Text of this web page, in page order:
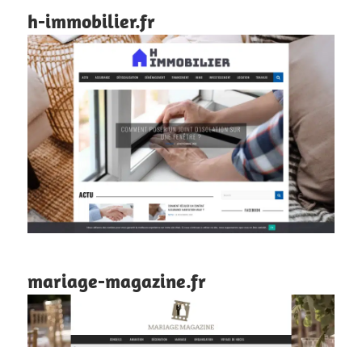
h-immobilier.fr
mariage-magazine.fr